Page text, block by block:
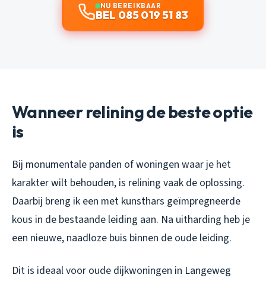
NU BEREIKBAAR
BEL 085 019 51 83
Wanneer relining de beste optie
is
Bij monumentale panden of woningen waar je het
karakter wilt behouden, is relining vaak de oplossing.
Daarbij breng ik een met kunsthars geïmpregneerde
kous in de bestaande leiding aan. Na uitharding heb je
een nieuwe, naadloze buis binnen de oude leiding.
Dit is ideaal voor oude dijkwoningen in Langeweg